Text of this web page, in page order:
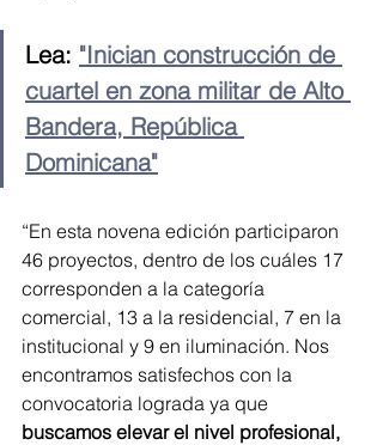
Lea: "Inician construcción de
cuartel en zona militar de Alto
Bandera, República
Dominicana"
“En esta novena edición participaron
46 proyectos, dentro de los cuáles 17
corresponden a la categoría
comercial, 13 a la residencial, 7 en la
institucional y 9 en iluminación. Nos
encontramos satisfechos con la
convocatoria lograda ya que
buscamos elevar el nivel profesional,